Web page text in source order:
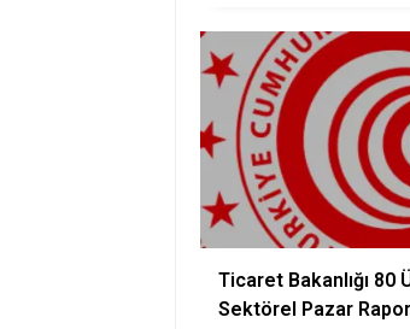
Ticaret Bakanlığı 80
Sektörel Pazar